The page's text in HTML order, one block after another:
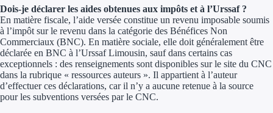
Dois-je déclarer les aides obtenues aux impôts et à l’Urssaf ?
En matière fiscale, l’aide versée constitue un revenu imposable soumis
à l’impôt sur le revenu dans la catégorie des Bénéfices Non
Commerciaux (BNC). En matière sociale, elle doit généralement être
déclarée en BNC à l’Urssaf Limousin, sauf dans certains cas
exceptionnels : des renseignements sont disponibles sur le site du CNC
dans la rubrique « ressources auteurs ». Il appartient à l’auteur
d’effectuer ces déclarations, car il n’y a aucune retenue à la source
pour les subventions versées par le CNC.